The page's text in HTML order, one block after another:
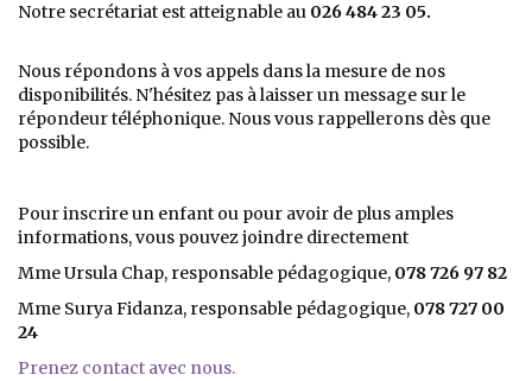
Notre secrétariat est atteignable au 026 484 23 05.
Nous répondons à vos appels dans la mesure de nos
disponibilités. N'hésitez pas à laisser un message sur le
répondeur téléphonique. Nous vous rappellerons dès que
possible.
Pour inscrire un enfant ou pour avoir de plus amples
informations, vous pouvez joindre directement
Mme Ursula Chap, responsable pédagogique, 078 726 97 82
Mme Surya Fidanza, responsable pédagogique, 078 727 00
24
Prenez contact avec nous.